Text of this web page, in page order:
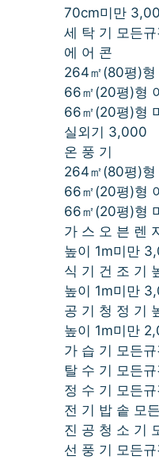
70cm미만
세 탁 기 모든
에 어 콘
264㎡(80평)
66㎡(20평)형
66㎡(20평)형
실외기 3,000
온 풍 기
264㎡(80평)
66㎡(20평)형
66㎡(20평)형
가 스 오 븐 렌
높이 1m미만
식 기 건 조 기
높이 1m미만
공 기 청 정 기
높이 1m미만
가 습 기 모든
탈 수 기 모든
정 수 기 모든
전 기 밥 솥 모
진 공 청 소 기
선 풍 기 모든